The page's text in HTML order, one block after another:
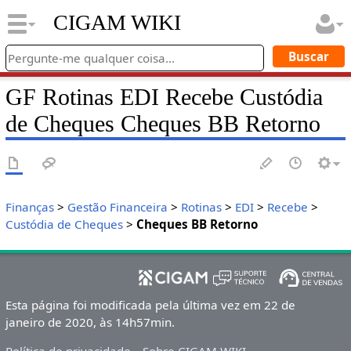
CIGAM WIKI
GF Rotinas EDI Recebe Custódia
de Cheques Cheques BB Retorno
Finanças> Gestão Financeira > Rotinas> EDI> Recebe >
Custódia de Cheques> Cheques BB Retorno
Esta página foi modificada pela última vez em 22 de
janeiro de 2020, às 14h57min.